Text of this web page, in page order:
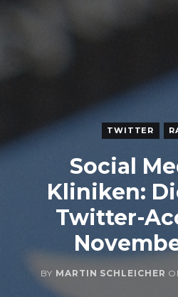
TWITTER
Social
Kliniken:
Twitter-
BY MARTIN SCHLEICHER